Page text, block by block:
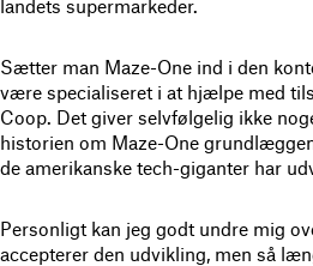
landets supermarkeder.
Sætter man Maze-One ind i den
være specialiseret i at hjælpe med
Coop. Det giver selvfølgelig ikke
historien om Maze-One
de amerikanske tech-giganter har
Personligt kan jeg godt undre mig
accepterer den udvikling, men så